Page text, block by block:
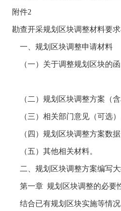
附件2
勘查开采规划区块调整材料要
一、规划区块调整申请材料
（一）关于调整规划区块的函
（二）规划区块调整方案（含
（三）相关部门意见（可选）
（四）规划区块调整方案数据
（五）其他相关材料。
二、规划区块调整方案编写大
第一章 规划区块调整的必要
结合已有规划区块实施等情